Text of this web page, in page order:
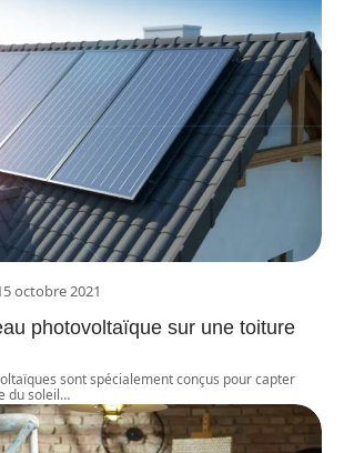
octobre 2021
photovoltaïque sur une toiture
sont spécialement conçus pour capter
du soleil…